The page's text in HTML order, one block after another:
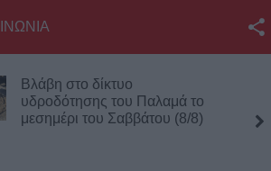
Twitter
YouTube
Βλάβη στο δίκτυο
υδροδότησης του Παλαμά το
μεσημέρι του Σαββάτου (8/8)